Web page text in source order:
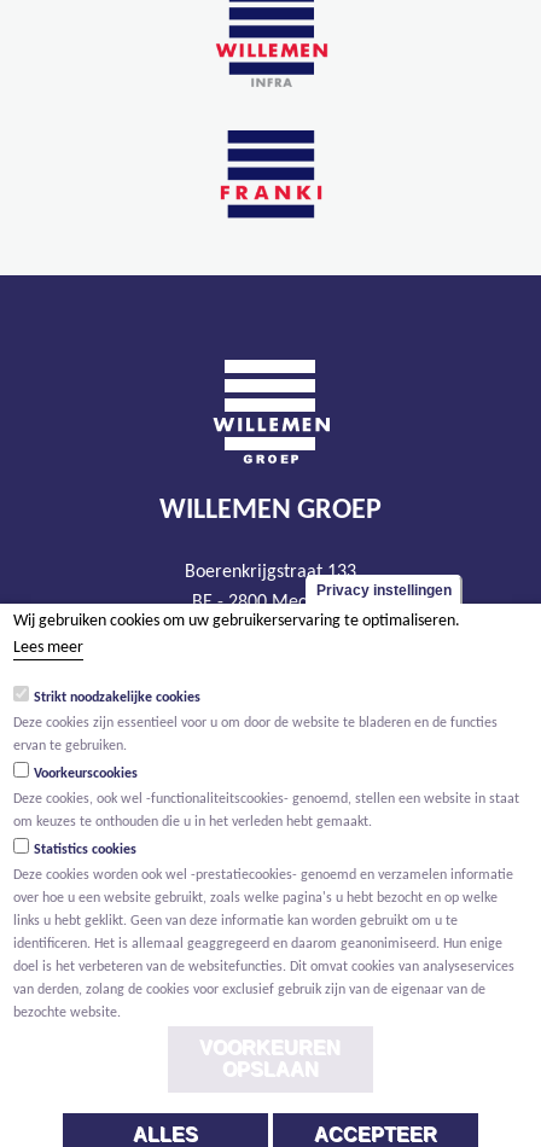
WILLEMEN GROEP
Boerenkrijgstraat 133
BE - 2800 Mechelen
tel +32 15 569 965
BTW BE 0466.256.432
Privacy Cookies Melding klokkenluider
Privacy instellingen
Wij gebruiken cookies om uw gebruikerservaring te optimaliseren.
Lees meer
Strikt noodzakelijke cookies
Deze cookies zijn essentieel voor u om door de website te bladeren en de functies
ervan te gebruiken.
Voorkeurscookies
Deze cookies, ook wel -functionaliteitscookies- genoemd, stellen een website in staat
om keuzes te onthouden die u in het verleden hebt gemaakt.
Statistics cookies
Deze cookies worden ook wel -prestatiecookies- genoemd en verzamelen informatie
over hoe u een website gebruikt, zoals welke pagina's u hebt bezocht en op welke
links u hebt geklikt. Geen van deze informatie kan worden gebruikt om u te
identificeren. Het is allemaal geaggregeerd en daarom geanonimiseerd. Hun enige
doel is het verbeteren van de websitefuncties. Dit omvat cookies van analyseservices
van derden, zolang de cookies voor exclusief gebruik zijn van de eigenaar van de
bezochte website.
VOORKEUREN
OPSLAAN
ALLES
ACCEPTEER